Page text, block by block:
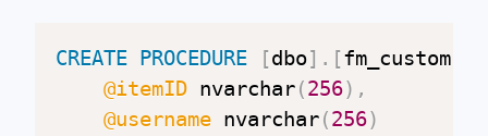
CREATE PROCEDURE [dbo] . [
@itemID nvarchar(256) ,
@username nvarchar(256)